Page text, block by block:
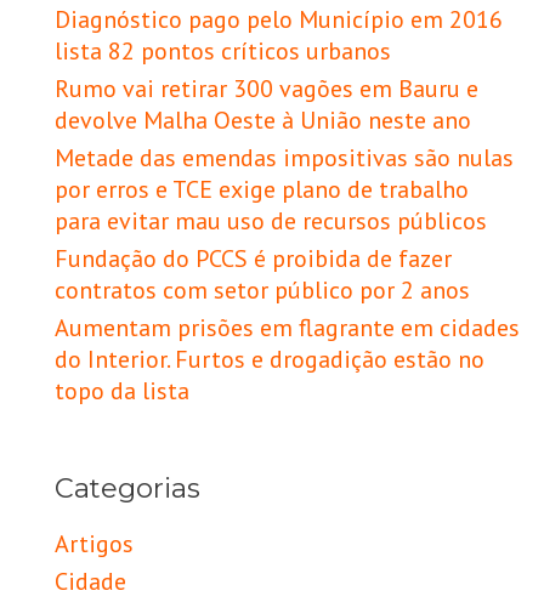
Diagnóstico pago pelo Município em 2016
lista 82 pontos críticos urbanos
Rumo vai retirar 300 vagões em Bauru e
devolve Malha Oeste à União neste ano
Metade das emendas impositivas são nulas
por erros e TCE exige plano de trabalho
para evitar mau uso de recursos públicos
Fundação do PCCS é proibida de fazer
contratos com setor público por 2 anos
Aumentam prisões em flagrante em cidades
do Interior. Furtos e drogadição estão no
topo da lista
Categorias
Artigos
Cidade